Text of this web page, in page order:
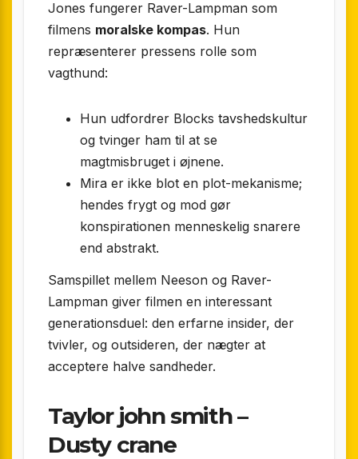
Jones fungerer Raver-Lampman som
filmens moralske kompas. Hun
repræsenterer pressens rolle som
vagthund:
Hun udfordrer Blocks tavshedskultur
og tvinger ham til at se
magtmisbruget i øjnene.
Mira er ikke blot en plot-mekanisme;
hendes frygt og mod gør
konspirationen menneskelig snarere
end abstrakt.
Samspillet mellem Neeson og Raver-
Lampman giver filmen en interessant
generationsduel: den erfarne insider, der
tvivler, og outsideren, der nægter at
acceptere halve sandheder.
Taylor john smith –
Dusty crane